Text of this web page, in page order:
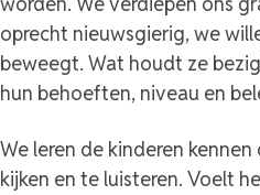
oprecht nieuwsgierig, we
beweegt. Wat houdt ze
hun behoeften, niveau en
We leren de kinderen
kijken en te luisteren. Voelt